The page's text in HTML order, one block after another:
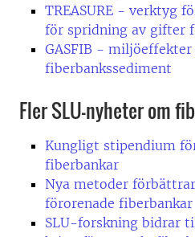
TREASURE - verktyg
för spridning av gifter
GASFIB -
fiberbankssediment
Fler SLU-nyheter om
Kungligt stipendium
fiberbankar
Nya metoder
förorenade fiberbankar
SLU-forskning bidrar